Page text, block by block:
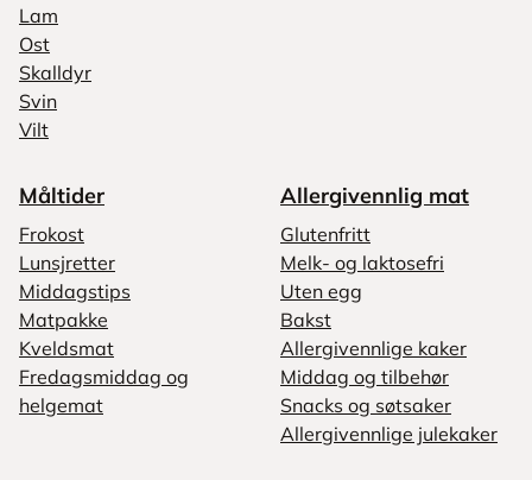
Lam
Ost
Skalldyr
Svin
Vilt
Måltider
Frokost
Lunsjretter
Middagstips
Matpakke
Kveldsmat
Fredagsmiddag og
helgemat
Allergivennlig mat
Glutenfritt
Melk- og laktosefri
Uten egg
Bakst
Allergivennlige kaker
Middag og tilbehør
Snacks og søtsaker
Allergivennlige julekaker